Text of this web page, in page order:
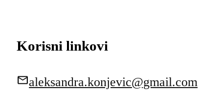
Korisni linkovi
aleksandra.konjevic@gmail.com